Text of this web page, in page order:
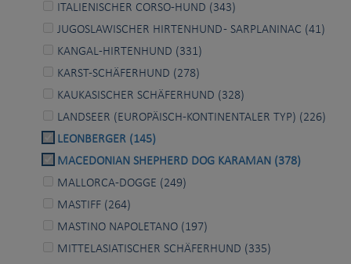
ITALIENISCHER CORSO-HUND (343)
JUGOSLAWISCHER HIRTENHUND - SARPLANINAC (41)
KANGAL-HIRTENHUND (331)
KARST-SCHÄFERHUND (278)
KAUKASISCHER SCHÄFERHUND (328)
LANDSEER (EUROPÄISCH-KONTINENTALER TYP) (226)
LEONBERGER (145)
MACEDONIAN SHEPHERD DOG KARAMAN (378)
MALLORCA-DOGGE (249)
MASTIFF (264)
MASTINO NAPOLETANO (197)
MITTELASIATISCHER SCHÄFERHUND (335)